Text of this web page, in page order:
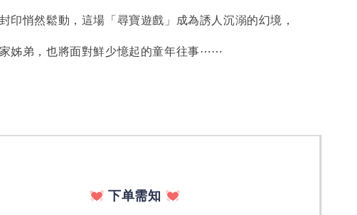
悄然鬆動，這場「尋寶遊戲」成為誘人沉溺的幻境，
弟，也將面對鮮少憶起的童年往事⋯⋯
下单需知